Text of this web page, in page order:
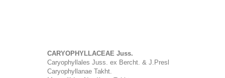
CARYOPHYLLACEAE Juss.
Caryophyllales Juss. ex Bercht. & J.Presl
Caryophyllanae Takht.